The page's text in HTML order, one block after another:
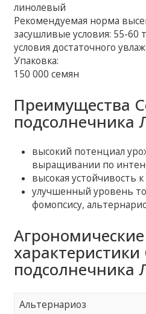
линолевый
Рекомендуемая норма
засушливые условия: 55-60
условия достаточного
Упаковка:
150 000 семян
Преимущества
высокий потенциал
выращивании по
высокая устойчивость
улучшенный уровень
фомопсису,
Агрономические
Альтернариоз